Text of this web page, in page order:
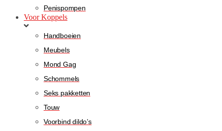
Penispompen
Voor Koppels
Handboeien
Meubels
Mond Gag
Schommels
Seks pakketten
Touw
Voorbind dildo’s